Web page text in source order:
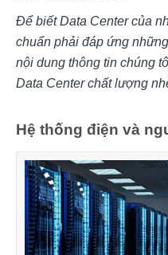
Để biết Data Center của
chuẩn phải đáp ứng
nội dung thông tin chúng
Data Center chất lượng
Hệ thống điện và